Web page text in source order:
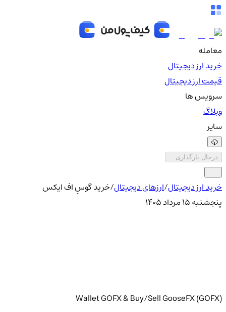
معامله
خرید ارز دیجیتال
قیمت ارز دیجیتال
سرویس ها
وبلاگ
سایر
درحال بارگذاری...
خرید ارز دیجیتال/ارزهای دیجیتال/خرید گوسِ اف ایکس
پنجشنبه ۱۵ مرداد ۱۴۰۵
Wallet GOFX & Buy/Sell GooseFX (GOFX)